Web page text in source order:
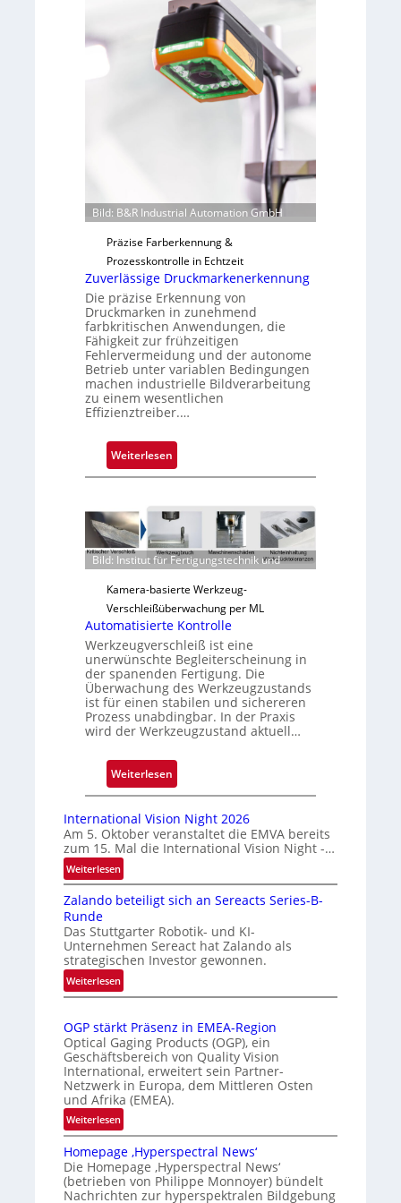
o
H
a
i
b
u
t
F
n
u
Bild: B&R Industrial Automation GmbH
Präzise Farberkennung &
Prozesskontrolle in Echtzeit
Zuverlässige Druckmarkenerkennung
Die präzise Erkennung von
Druckmarken in zunehmend
farbkritischen Anwendungen, die
Fähigkeit zur frühzeitigen
Fehlervermeidung und der autonome
Betrieb unter variablen Bedingungen
machen industrielle Bildverarbeitung
zu einem wesentlichen
Effizienztreiber.…
Weiterlesen:
Z
v
r
l
ä
s
s
i
g
e
D
r
u
k
m
r
k
n
e
r
k
e
n
n
g
Bild: Institut für Fertigungstechnik und
Kamera-basierte Werkzeug-
Verschleißüberwachung per ML
Automatisierte Kontrolle
Werkzeugverschleiß ist eine
unerwünschte Begleiterscheinung in
der spanenden Fertigung. Die
Überwachung des Werkzeugzustands
ist für einen stabilen und sichereren
Prozess unabdingbar. In der Praxis
wird der Werkzeugzustand aktuell…
Weiterlesen:
A
t
o
a
t
s
i
r
e
K
o
n
o
l
l
International Vision Night 2026
Am 5. Oktober veranstaltet die EMVA bereits
zum 15. Mal die International Vision Night -…
Weiterlesen:
I
n
e
r
n
a
o
n
a
l
V
i
s
i
o
n
Zalando beteiligt sich an Sereacts Series-B-
Runde
Das Stuttgarter Robotik- und KI-
Unternehmen Sereact hat Zalando als
strategischen Investor gewonnen.
Weiterlesen:
Z
l
a
n
d
o
b
e
t
e
i
OGP stärkt Präsenz in EMEA-Region
Optical Gaging Products (OGP), ein
Geschäftsbereich von Quality Vision
International, erweitert sein Partner-
Netzwerk in Europa, dem Mittleren Osten
und Afrika (EMEA).
Weiterlesen:
O
G
P
s
Homepage ‚Hyperspectral News‘
Die Homepage ‚Hyperspectral News‘
(betrieben von Philippe Monnoyer) bündelt
Nachrichten zur hyperspektralen Bildgebung